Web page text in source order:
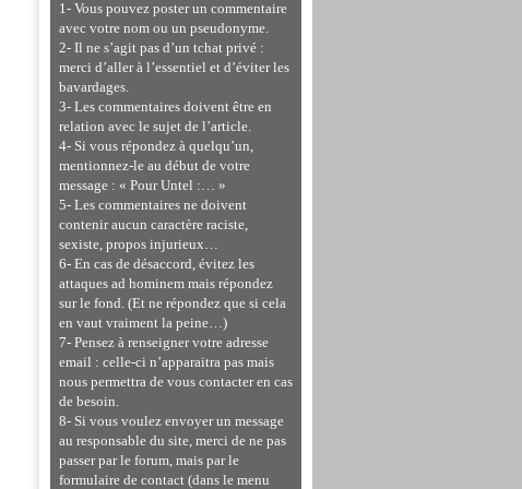
1- Vous pouvez poster un commentaire
avec votre nom ou un pseudonyme.
2- Il ne s’agit pas d’un tchat privé :
merci d’aller à l’essentiel et d’éviter les
bavardages.
3- Les commentaires doivent être en
relation avec le sujet de l’article.
4- Si vous répondez à quelqu’un,
mentionnez-le au début de votre
message : « Pour Untel :… »
5- Les commentaires ne doivent
contenir aucun caractère raciste,
sexiste, propos injurieux…
6- En cas de désaccord, évitez les
attaques ad hominem mais répondez
sur le fond. (Et ne répondez que si cela
en vaut vraiment la peine…)
7- Pensez à renseigner votre adresse
email : celle-ci n’apparaitra pas mais
nous permettra de vous contacter en cas
de besoin.
8- Si vous voulez envoyer un message
au responsable du site, merci de ne pas
passer par le forum, mais par le
formulaire de contact (dans le menu